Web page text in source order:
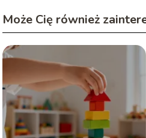
Może Cię również